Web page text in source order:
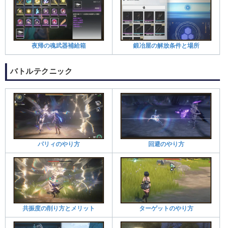
夜帰の魂武器補給箱 鍛冶屋の解放条件と場所
バトルテクニック
パリィのやり方 回避のやり方
共振度の削り方とメリット ターゲットのやり方